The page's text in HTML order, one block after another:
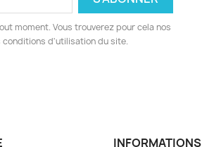
moment. Vous trouverez pour cela nos
d'utilisation du site.
INFORMATIONS